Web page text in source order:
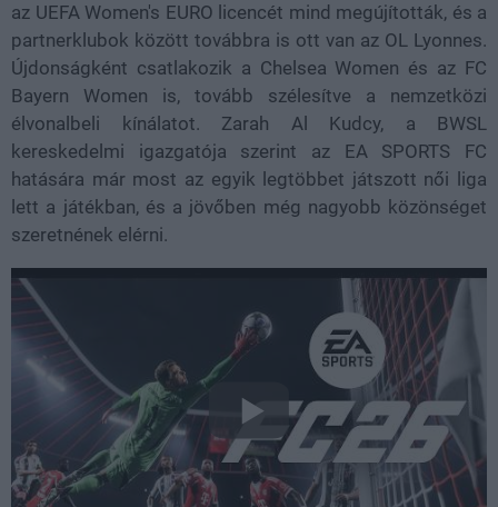
az UEFA Women's EURO licencét mind megújították, és a
partnerklubok között továbbra is ott van az OL Lyonnes.
Újdonságként csatlakozik a Chelsea Women és az FC
Bayern Women is, tovább szélesítve a nemzetközi
élvonalbeli kínálatot. Zarah Al Kudcy, a BWSL
kereskedelmi igazgatója szerint az EA SPORTS FC
hatására már most az egyik legtöbbet játszott női liga
lett a játékban, és a jövőben még nagyobb közönséget
szeretnének elérni.